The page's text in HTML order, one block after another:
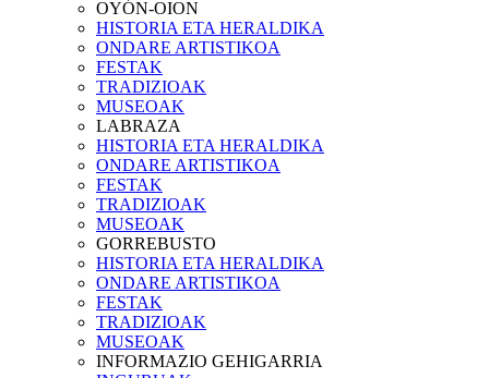
OYÓN-OION
HISTORIA ETA HERALDIKA
ONDARE ARTISTIKOA
FESTAK
TRADIZIOAK
MUSEOAK
LABRAZA
HISTORIA ETA HERALDIKA
ONDARE ARTISTIKOA
FESTAK
TRADIZIOAK
MUSEOAK
GORREBUSTO
HISTORIA ETA HERALDIKA
ONDARE ARTISTIKOA
FESTAK
TRADIZIOAK
MUSEOAK
INFORMAZIO GEHIGARRIA